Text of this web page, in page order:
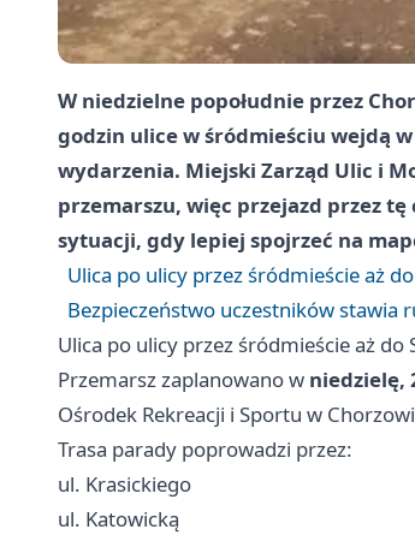
W niedzielne popołudnie przez
godzin ulice w śródmieściu wejdą
wydarzenia. Miejski Zarząd Ulic i
przemarszu, więc przejazd przez
sytuacji, gdy lepiej spojrzeć na
Ulica po ulicy przez śródmieście aż
Bezpieczeństwo uczestników stawia
Ulica po ulicy przez śródmieście aż do
Przemarsz zaplanowano w niedzielę,
Ośrodek Rekreacji i Sportu w
Trasa parady poprowadzi przez:
ul. Krasickiego
ul. Katowicką